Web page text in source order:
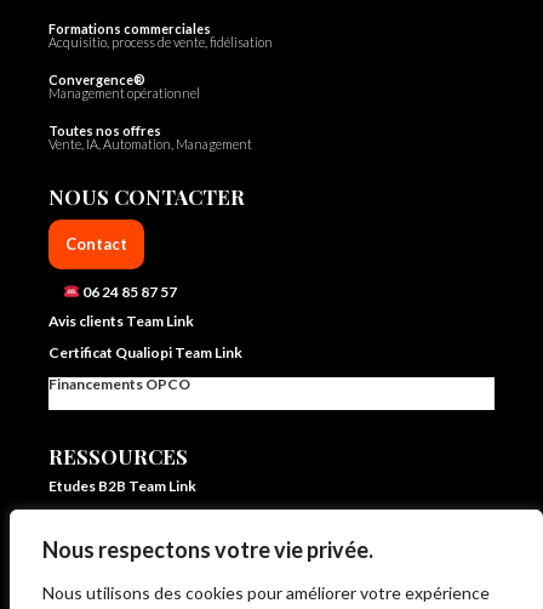
Nous respectons votre vie privée.
Nous utilisons des cookies pour améliorer votre expérience
Formations commerciales
Acquisitio, process de vente, fidélisation
Convergence®
Management opérationnel
Toutes nos offres
Vente, IA, Automation, Management
NOUS CONTACTER
Contact
06 24 85 87 57
Avis clients Team Link
Certificat Qualiopi Team Link
Financements OPCO
RESSOURCES
Etudes B2B Team Link
Blog IA et vente – Team Link